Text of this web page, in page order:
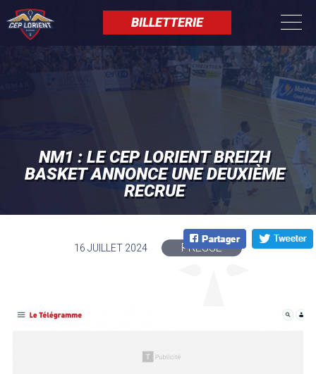
au
contenu
principal
BILLETTERIE
NM1 : LE CEP LORIENT BREIZH
BASKET ANNONCE UNE DEUXIÈME
RECRUE
16 JUILLET 2024 PRESSE
Panneau de gestion des cookies